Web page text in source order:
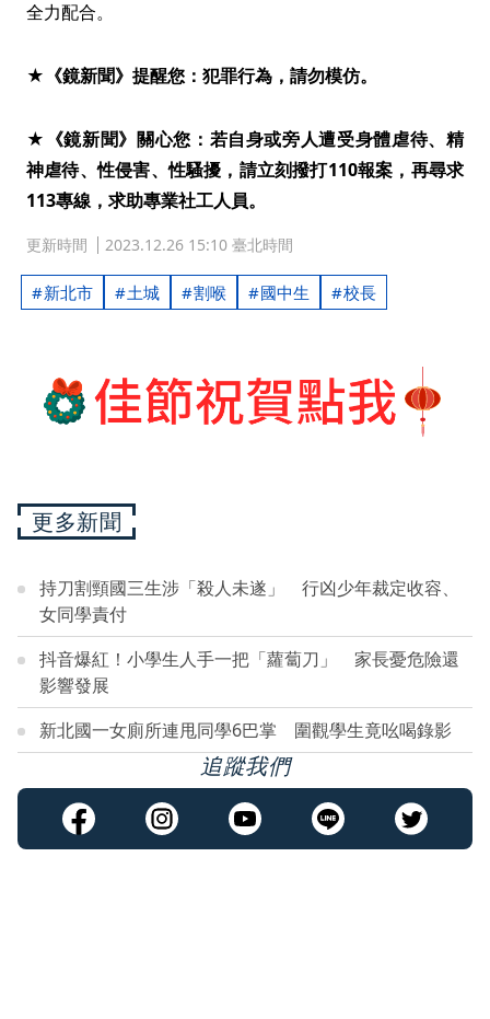
全力配合。
★《鏡新聞》提醒您：犯罪行為，請勿模仿。
★《鏡新聞》關心您：若自身或旁人遭受身體虐待、精
神虐待、性侵害、性騷擾，請立刻撥打110報案，再尋求
113專線，求助專業社工人員。
更新時間 2023.12.26 15:10 臺北時間
新北市 土城 割喉 國中生 校長
更多新聞
持刀割頸國三生涉「殺人未遂」 行凶少年裁定收容、
女同學責付
抖音爆紅！小學生人手一把「蘿蔔刀」 家長憂危險還
影響發展
新北國一女廁所連甩同學6巴掌 圍觀學生竟吆喝錄影
追蹤我們